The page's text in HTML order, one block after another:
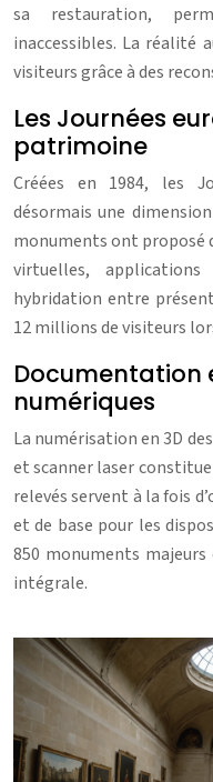
sa restauration,
inaccessibles. La réalité
visiteurs grâce à des
Les Journées
patrimoine
Créées en 1984, les
désormais une
monuments ont proposé
virtuelles,
hybridation entre
12 millions de visiteurs
Documentation
numériques
La numérisation en 3D
et scanner laser
relevés servent à la fois
et de base pour les
850 monuments
intégrale.